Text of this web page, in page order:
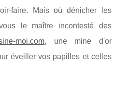
faire. Mais où dénicher les
le maître incontesté des
moi.com, une mine d'or
éveiller vos papilles et celles